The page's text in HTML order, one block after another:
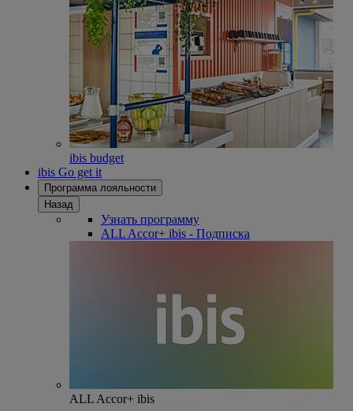
ibis budget
ibis Go get it
Программа лояльности
Назад
Узнать программу
ALL Accor+ ibis - Подписка
ALL Accor+ ibis